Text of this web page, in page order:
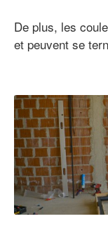
De plus, les
et peuvent se